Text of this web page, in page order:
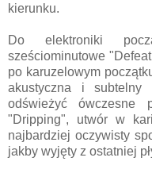
kierunku.
Do elektroniki
sześciominutowe
po karuzelowym
akustyczna i
odświeżyć ówczesne
"Dripping", utwór w
najbardziej oczywisty
jakby wyjęty z ostatniej